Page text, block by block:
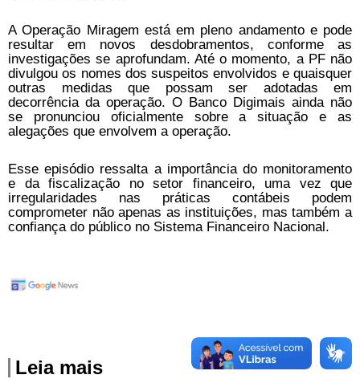
A Operação Miragem está em pleno andamento e pode
resultar em novos desdobramentos, conforme as
investigações se aprofundam. Até o momento, a PF não
divulgou os nomes dos suspeitos envolvidos e quaisquer
outras medidas que possam ser adotadas em
decorrência da operação. O Banco Digimais ainda não
se pronunciou oficialmente sobre a situação e as
alegações que envolvem a operação.
Esse episódio ressalta a importância do monitoramento
e da fiscalização no setor financeiro, uma vez que
irregularidades nas práticas contábeis podem
comprometer não apenas as instituições, mas também a
confiança do público no Sistema Financeiro Nacional.
Leia mais